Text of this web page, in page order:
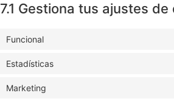
7.1 Gestiona tus ajustes
Funcional
Estadísticas
Marketing